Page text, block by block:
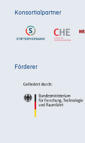
Konsortialpartner
Förderer